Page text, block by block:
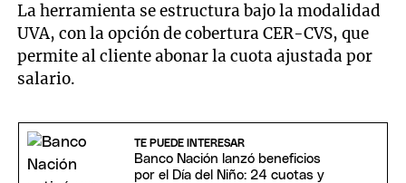
La herramienta se estructura bajo la modalidad
UVA, con la opción de cobertura CER-CVS, que
permite al cliente abonar la cuota ajustada por
salario.
TE PUEDE INTERESAR
Banco Nación lanzó beneficios
por el Día del Niño: 24 cuotas y